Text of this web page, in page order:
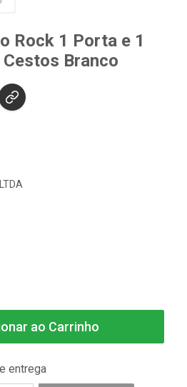
Rock 1 Porta e 1
Branco
ao Carrinho
entrega